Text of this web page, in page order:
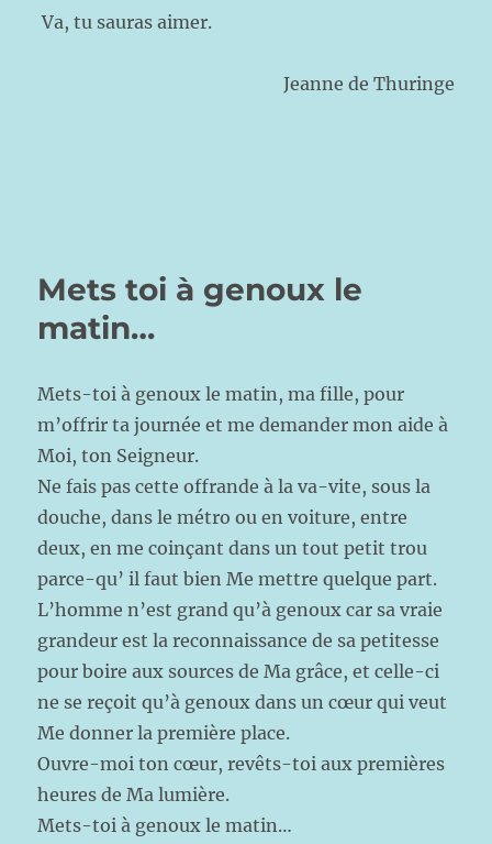
Va, tu sauras aimer.
Jeanne de Thuringe
Mets toi à genoux le
matin…
Mets-toi à genoux le matin, ma fille, pour
m’offrir ta journée et me demander mon aide à
Moi, ton Seigneur.
Ne fais pas cette offrande à la va-vite, sous la
douche, dans le métro ou en voiture, entre
deux, en me coinçant dans un tout petit trou
parce-qu’ il faut bien Me mettre quelque part.
L’homme n’est grand qu’à genoux car sa vraie
grandeur est la reconnaissance de sa petitesse
pour boire aux sources de Ma grâce, et celle-ci
ne se reçoit qu’à genoux dans un cœur qui veut
Me donner la première place.
Ouvre-moi ton cœur, revêts-toi aux premières
heures de Ma lumière.
Mets-toi à genoux le matin…